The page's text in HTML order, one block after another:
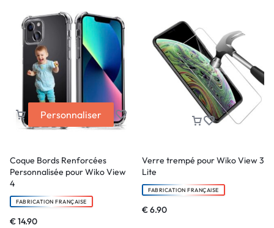
Personnaliser
Coque Bords Renforcées
Personnalisée pour Wiko View
4
FABRICATION FRANÇAISE
€14.90
Verre trempé pour Wiko View 3
Lite
FABRICATION FRANÇAISE
€6.90